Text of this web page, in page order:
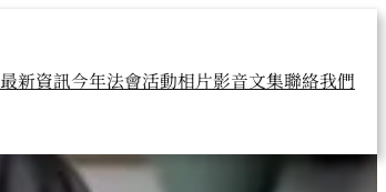
最新資訊今年法會活動相片影音文集聯絡我們